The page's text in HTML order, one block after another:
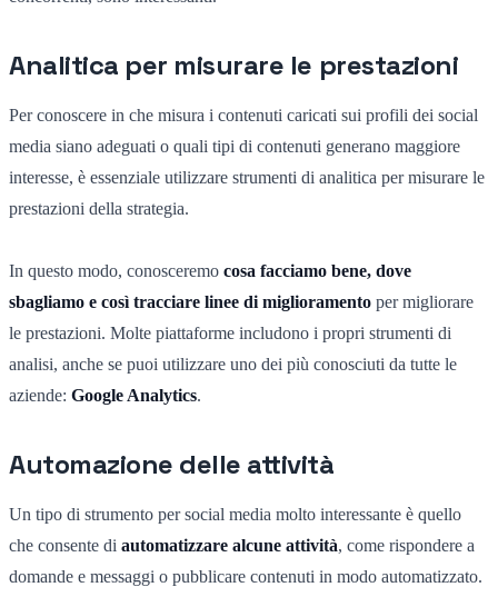
Analitica per misurare le prestazioni
Per conoscere in che misura i contenuti caricati sui profili dei social
media siano adeguati o quali tipi di contenuti generano maggiore
interesse, è essenziale utilizzare strumenti di analitica per misurare le
prestazioni della strategia.
In questo modo, conosceremo cosa facciamo bene, dove
sbagliamo e così tracciare linee di miglioramento per migliorare
le prestazioni. Molte piattaforme includono i propri strumenti di
analisi, anche se puoi utilizzare uno dei più conosciuti da tutte le
aziende: Google Analytics.
Automazione delle attività
Un tipo di strumento per social media molto interessante è quello
che consente di automatizzare alcune attività, come rispondere a
domande e messaggi o pubblicare contenuti in modo automatizzato.